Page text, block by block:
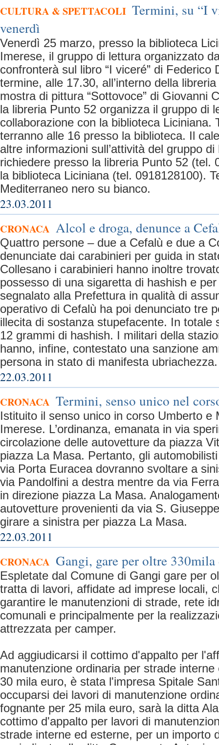
CULTURA & SPETTACOLI Termini, su “I
venerdì
Venerdì 25 marzo, presso la biblioteca
Imerese, il gruppo di lettura organizzato
confronterà sul libro “I viceré” di Federico
termine, alle 17.30, all’interno della
mostra di pittura “Sottovoce” di Giovanni
la libreria Punto 52 organizza il gruppo di
collaborazione con la biblioteca Liciniana.
terranno alle 16 presso la biblioteca. Il
altre informazioni sull’attività del gruppo
richiedere presso la libreria Punto 52 (tel.
la biblioteca Liciniana (tel. 0918128100).
Mediterraneo nero su bianco.
23.03.2011
CRONACA Alcol e droga, denunce a
Quattro persone – due a Cefalù e due a
denunciate dai carabinieri per guida in
Collesano i carabinieri hanno inoltre
possesso di una sigaretta di hashish e
segnalato alla Prefettura in qualità di
operativo di Cefalù ha poi denunciato tre
illecita di sostanza stupefacente. In totale
12 grammi di hashish. I militari della
hanno, infine, contestato una sanzione
persona in stato di manifesta ubriachezza.
22.03.2011
CRONACA Termini, senso unico nel
Istituito il senso unico in corso Umberto e
Imerese. L’ordinanza, emanata in via
circolazione delle autovetture da piazza
piazza La Masa. Pertanto, gli
via Porta Euracea dovranno svoltare a
via Pandolfini a destra mentre da via
in direzione piazza La Masa.
autovetture provenienti da via S.
girare a sinistra per piazza La Masa.
22.03.2011
CRONACA Gangi, gare per oltre 330mila
Espletate dal Comune di Gangi gare per
tratta di lavori, affidate ad imprese locali,
garantire le manutenzioni di strade, rete
comunali e principalmente per la
attrezzata per camper.
Ad aggiudicarsi il cottimo d'appalto per
manutenzione ordinaria per strade
30 mila euro, è stata l'impresa Spitale
occuparsi dei lavori di manutenzione
fognante per 25 mila euro, sarà la ditta
cottimo d'appalto per lavori di
strade interne ed esterne, per un importo